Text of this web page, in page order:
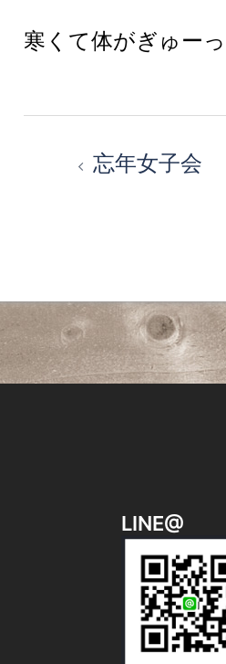
寒くて体がぎゅー
ゲ
ー
忘年女子会
LINE@